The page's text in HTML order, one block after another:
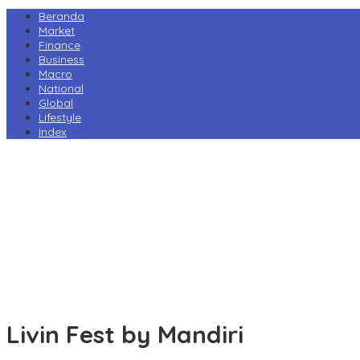
Beranda
Market
Finance
Business
Macro
National
Global
Lifestyle
Index
Livin Fest by Mandiri